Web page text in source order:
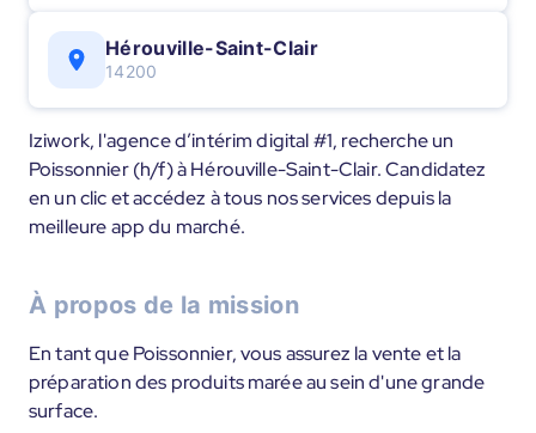
Hérouville-Saint-Clair
14200
Iziwork, l'agence d’intérim digital #1, recherche un
Poissonnier (h/f) à Hérouville-Saint-Clair. Candidatez
en un clic et accédez à tous nos services depuis la
meilleure app du marché.
À propos de la mission
En tant que Poissonnier, vous assurez la vente et la
préparation des produits marée au sein d'une grande
surface.